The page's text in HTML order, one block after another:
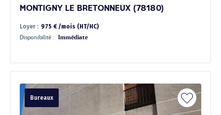
MONTIGNY LE BRETONNEUX (78180)
Loyer : 975 € /mois (HT/HC)
Disponibilité : Immédiate
Bureaux